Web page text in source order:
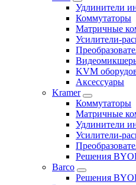
Удлинители
Коммутаторы
Матричные
Усилители-
KVM
Аксессуары
Kramer
Коммутаторы
Матричные
Удлинители
Усилители-
Решения
Barco
Решения